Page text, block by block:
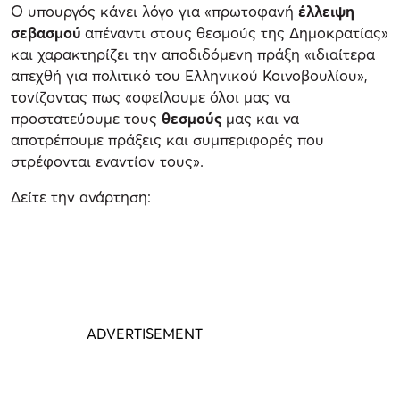
Ο υπουργός κάνει λόγο για «πρωτοφανή έλλειψη
σεβασμού απέναντι στους θεσμούς της Δημοκρατίας»
και χαρακτηρίζει την αποδιδόμενη πράξη «ιδιαίτερα
απεχθή για πολιτικό του Ελληνικού Κοινοβουλίου»,
τονίζοντας πως «οφείλουμε όλοι μας να
προστατεύουμε τους θεσμούς μας και να
αποτρέπουμε πράξεις και συμπεριφορές που
στρέφονται εναντίον τους».
Δείτε την ανάρτηση: